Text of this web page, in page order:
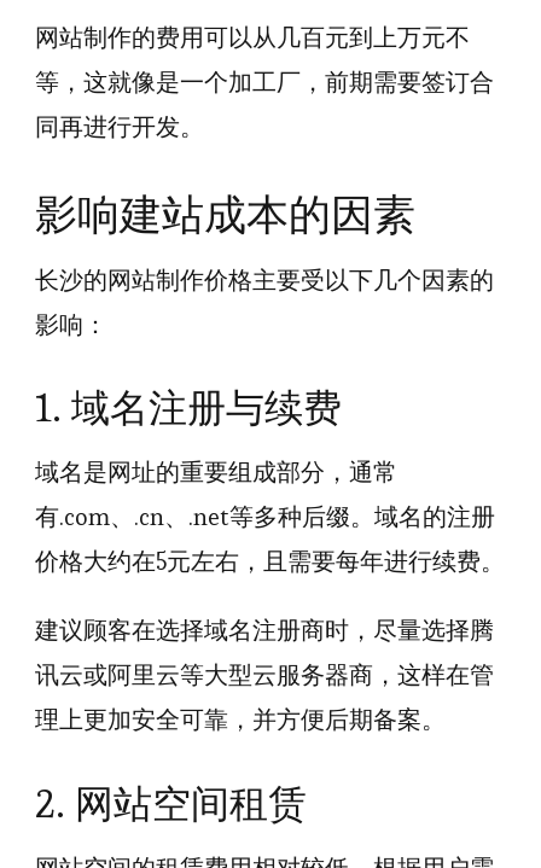
网站制作的费用可以从几百元到上万元不
等，这就像是一个加工厂，前期需要签订合
同再进行开发。
影响建站成本的因素
长沙的网站制作价格主要受以下几个因素的
影响：
1. 域名注册与续费
域名是网址的重要组成部分，通常
有.com、.cn、.net等多种后缀。域名的注册
价格大约在5元左右，且需要每年进行续费。
建议顾客在选择域名注册商时，尽量选择腾
讯云或阿里云等大型云服务器商，这样在管
理上更加安全可靠，并方便后期备案。
2. 网站空间租赁